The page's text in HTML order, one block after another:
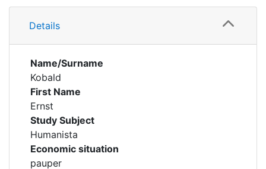
Details
Details
Name/Surname
Kobald
First Name
Ernst
Study Subject
Humanista
Economic situation
pauper